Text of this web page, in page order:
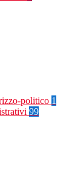
politico 1
99